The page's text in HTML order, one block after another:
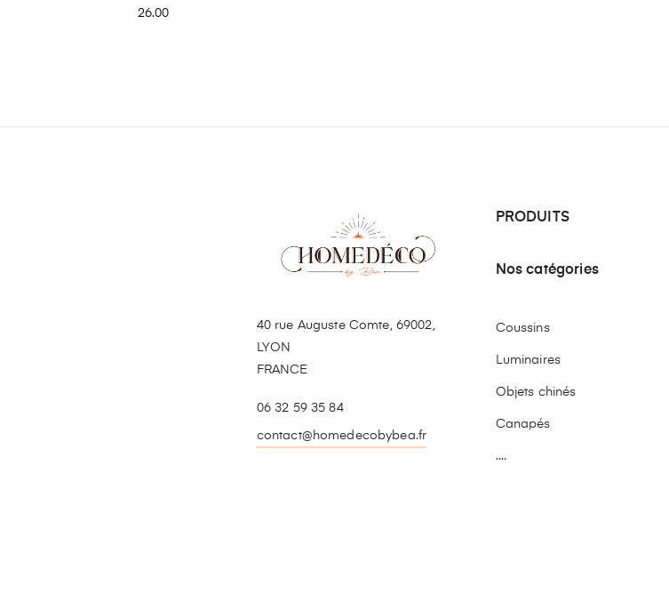
Price
26.00
40 rue Auguste Comte, 69002,
LYON
FRANCE
06 32 59 35 84
contact@homedecobybea.fr
PRODUITS
Nos catégories
Coussins
Luminaires
Objets chinés
Canapés
....